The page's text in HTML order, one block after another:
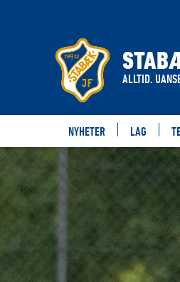
ALLTID.
NYHETER LAG